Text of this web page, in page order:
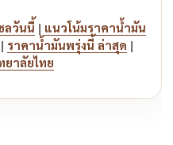
ลวันนี้ | แนวโน้มราคาน้ำมัน
| ราคาน้ำมันพรุ่งนี้ ล่าสุด |
าลัยไทย